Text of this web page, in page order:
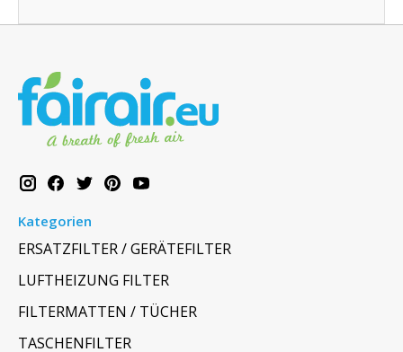
Kategorien
ERSATZFILTER / GERÄTEFILTER
LUFTHEIZUNG FILTER
FILTERMATTEN / TÜCHER
TASCHENFILTER